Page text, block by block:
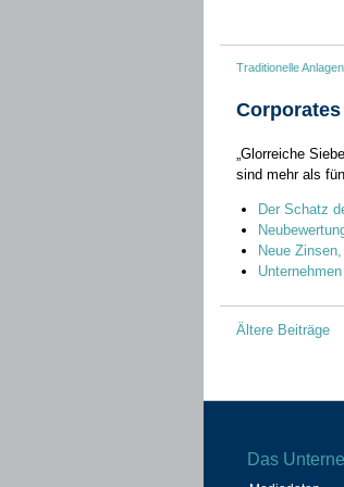
Traditionelle Anlagen
„Glorreiche
sind mehr als
Der Schatz
Neue
Ältere Beiträge
Das